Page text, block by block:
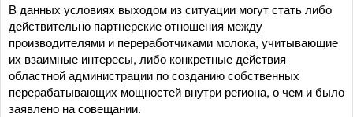
В данных условиях выходом из ситуации могут стать либо
действительно партнерские отношения между
производителями и переработчиками молока, учитывающие
их взаимные интересы, либо конкретные действия
областной администрации по созданию собственных
перерабатывающих мощностей внутри региона, о чем и было
заявлено на совещании.